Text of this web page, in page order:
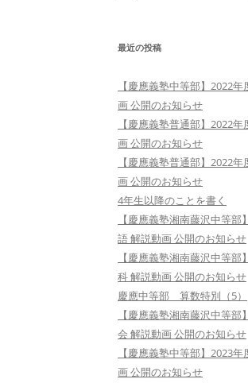
最近の投稿
【慶應義塾中等部】2022
画 公開のお知らせ
【慶應義塾普通部】2022
画 公開のお知らせ
【慶應義塾普通部】2022
画 公開のお知らせ
4年生以降のことを書く
【慶應義塾湘南藤沢中等部
語 解説動画 公開のお知らせ
【慶應義塾湘南藤沢中等部
科 解説動画 公開のお知らせ
慶應中等部 算数特別（5）
【慶應義塾湘南藤沢中等部
会 解説動画 公開のお知らせ
【慶應義塾中等部】2023
画 公開のお知らせ